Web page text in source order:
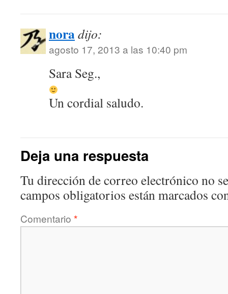
noradijo:
agosto 17, 2013 a las 10:40 pm
Sara Seg.,
Un cordial saludo.
Deja una respuesta
Tu dirección de correo electrónico no
campos obligatorios están marcados
Comentario *